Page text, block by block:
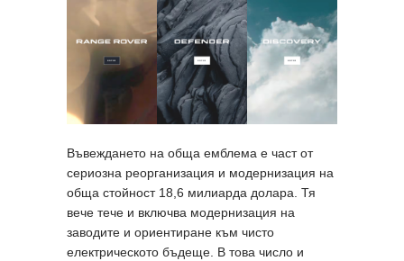
Въвеждането на обща емблема е част от
сериозна реорганизация и модернизация на
обща стойност 18,6 милиарда долара. Тя
вече тече и включва модернизация на
заводите и ориентиране към чисто
електрическото бъдеще. В това число и